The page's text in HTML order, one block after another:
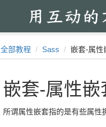
全部教程 Sass 嵌套-属性
嵌套-属性嵌
所谓属性嵌套指的是有些属性